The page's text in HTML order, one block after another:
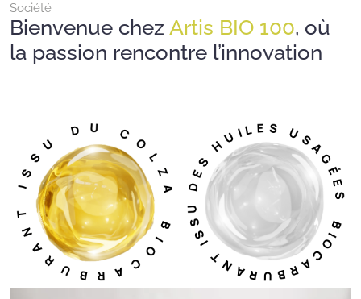
Société
Bienvenue chez Artis BIO 100, où
la passion rencontre l’innovation